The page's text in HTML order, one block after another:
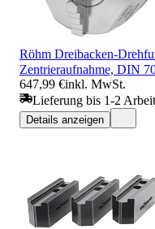
Röhm Dreibacken-
Zentrieraufnahme, DIN
647,99 €inkl. MwSt.
Lieferung bis 1-2
Details anzeigen